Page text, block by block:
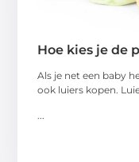
Hoe kies je de
Als je net een baby
ook luiers kopen.
...